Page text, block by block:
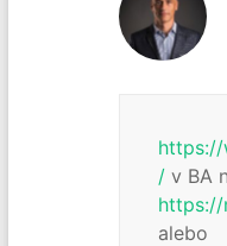
https://
/v BA
https://
alebo